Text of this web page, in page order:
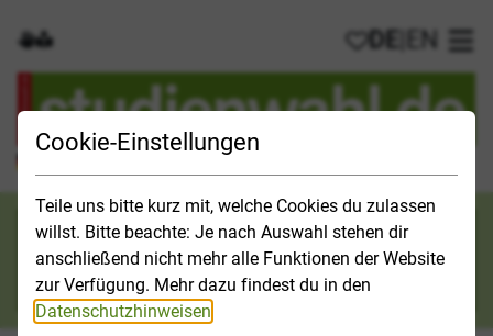
Cookie-Einstellungen
Teile uns bitte kurz mit, welche Cookies du zulassen
willst. Bitte beachte: Je nach Auswahl stehen dir
anschließend nicht mehr alle Funktionen der Website
zur Verfügung. Mehr dazu findest du in den
Datenschutzhinweisen
Gebärdensprache
Leichte Sprache
Meine
DE EN
Suchkategorie